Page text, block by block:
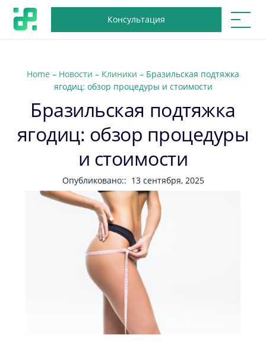
Консультация
Home – Новости – Клиники – Бразильская подтяжка
ягодиц: обзор процедуры и стоимости
Бразильская подтяжка
ягодиц: обзор процедуры
и стоимости
Опубликовано:: 13 сентября, 2025